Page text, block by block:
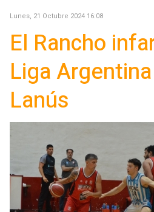
Lunes, 21 Octubre 2024 16:08
El Rancho
Liga
Lanús